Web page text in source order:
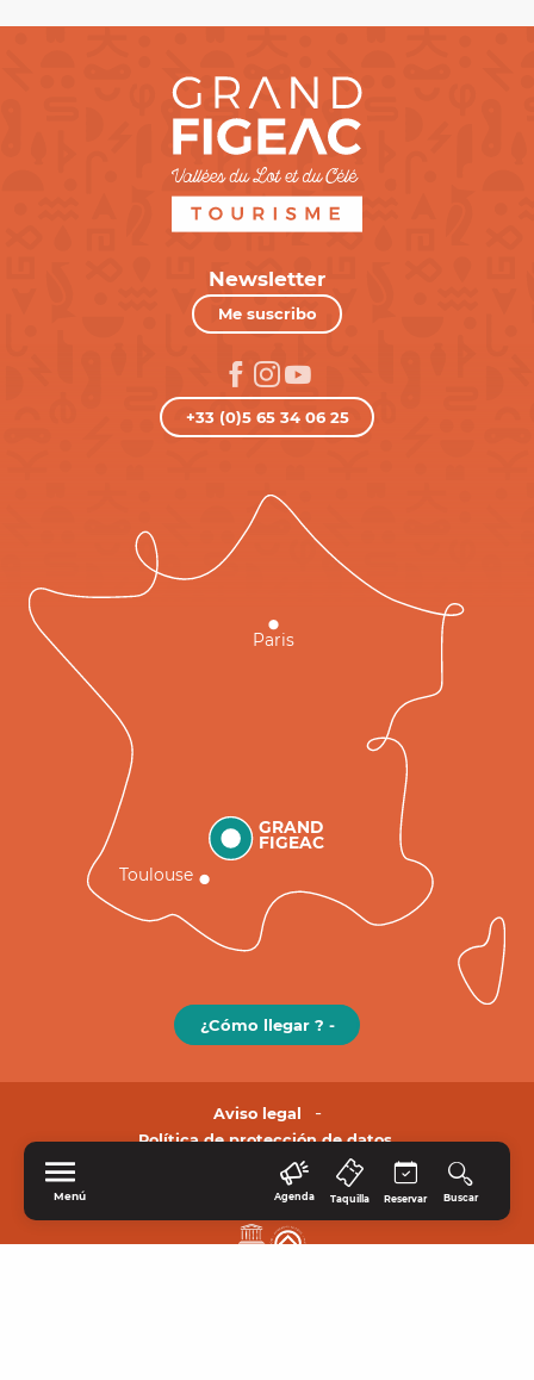
Menú Agenda Taquilla Reservar Buscar
Newsletter
Me suscribo
+33 (0)5 65 34 06 25
GRAND
FIGEAC
Toulouse
Paris
¿Cómo llegar ? -
Aviso legal
Política de protección de datos.